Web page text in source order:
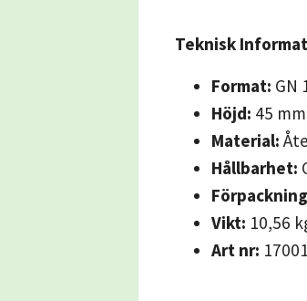
Teknisk
Format: GN
Höjd: 45 mm
Material:
Hållbarhet:
Vikt: 10,56
Art nr: